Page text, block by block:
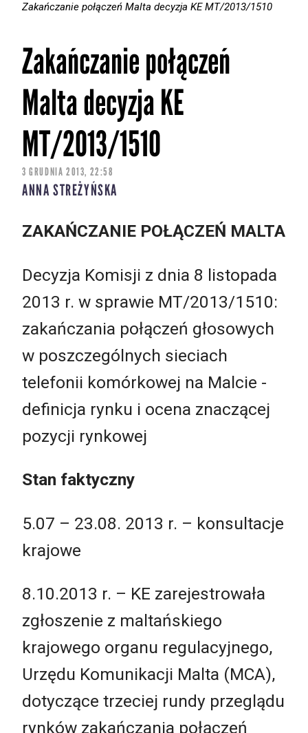
Zakańczanie połączeń Malta decyzja KE MT/2013/1510
Zakańczanie połączeń
Malta decyzja KE
MT/2013/1510
3 GRUDNIA 2013, 22:58
ANNA STREŻYŃSKA
ZAKAŃCZANIE POŁĄCZEŃ MALTA
Decyzja Komisji z dnia 8 listopada
2013 r. w sprawie MT/2013/1510:
zakańczania połączeń głosowych
w poszczególnych sieciach
telefonii komórkowej na Malcie -
definicja rynku i ocena znaczącej
pozycji rynkowej
Stan faktyczny
5.07 – 23.08. 2013 r. – konsultacje
krajowe
8.10.2013 r. – KE zarejestrowała
zgłoszenie z maltańskiego
krajowego organu regulacyjnego,
Urzędu Komunikacji Malta (MCA),
dotyczące trzeciej rundy przeglądu
rynków zakańczania połączeń